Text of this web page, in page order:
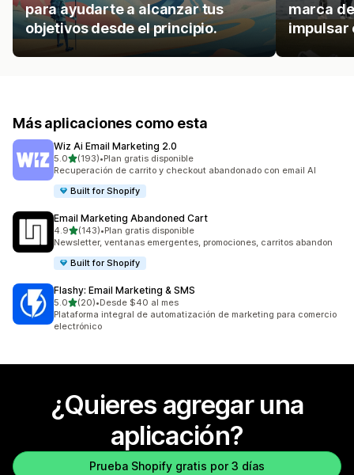
para ayudarte a alcanzar tus
objetivos desde el principio.
marca
impulsar
Más aplicaciones como esta
Wiz Ai Email Marketing 2.0
5.0de 5 estrellas
(193)
193 reseñas en total
•Plan gratis disponible
Recuperación de carrito y checkout abandonado con email AI
Built for Shopify
Email Marketing Abandoned Cart
4.9de 5 estrellas
(143)
143 reseñas en total
•Plan gratis disponible
Newsletter, ventanas emergentes, promociones, carritos abandon
Built for Shopify
Flashy: Email Marketing & SMS
5.0de 5 estrellas
(20)
20 reseñas en total
•Desde $40 al mes
Plataforma integral de automatización de marketing para comercio
electrónico
¿Quieres agregar una
aplicación?
Prueba Shopify gratis por 3 días